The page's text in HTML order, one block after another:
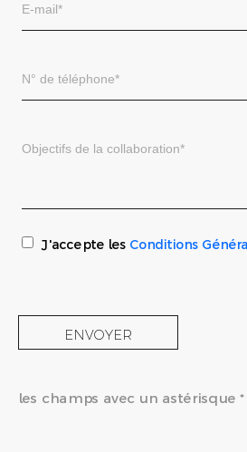
J'accepte les Conditions
ENVOYER
les champs avec un astérisque